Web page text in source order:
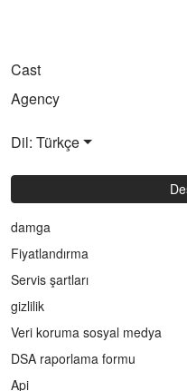
Cast
Agency
Dil: Türkçe
damga
Fiyatlandırma
Servis şartları
gizlilik
Veri koruma sosyal medya
DSA raporlama formu
Api